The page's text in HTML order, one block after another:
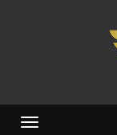
Toggle navigation